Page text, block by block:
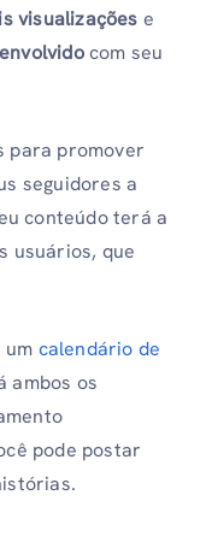
visualizações e
com seu
para promover
seguidores a
conteúdo terá a
usuários, que
um calendário de
ambos os
pode postar